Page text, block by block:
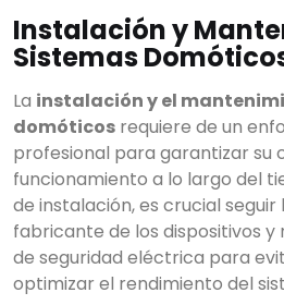
Instalación y
Sistemas
La instalación y el
domóticos requiere de un
profesional para garantizar su
funcionamiento a lo largo del
de instalación, es crucial seguir
fabricante de los dispositivos
de seguridad eléctrica para
optimizar el rendimiento del